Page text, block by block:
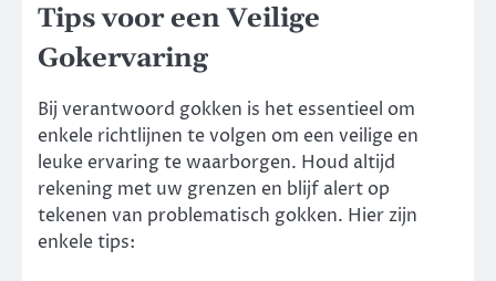
Tips voor een Veilige
Gokervaring
Bij verantwoord gokken is het essentieel om
enkele richtlijnen te volgen om een veilige en
leuke ervaring te waarborgen. Houd altijd
rekening met uw grenzen en blijf alert op
tekenen van problematisch gokken. Hier zijn
enkele tips: